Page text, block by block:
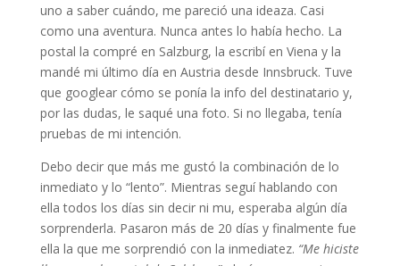
uno a saber cuándo, me pareció una ideaza. Casi
como una aventura. Nunca antes lo había hecho. La
postal la compré en Salzburg, la escribí en Viena y la
mandé mi último día en Austria desde Innsbruck. Tuve
que googlear cómo se ponía la info del destinatario y,
por las dudas, le saqué una foto. Si no llegaba, tenía
pruebas de mi intención.
Debo decir que más me gustó la combinación de lo
inmediato y lo “lento”. Mientras seguí hablando con
ella todos los días sin decir ni mu, esperaba algún día
sorprenderla. Pasaron más de 20 días y finalmente fue
ella la que me sorprendió con la inmediatez. “Me hiciste